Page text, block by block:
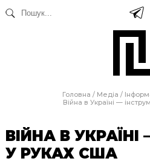
Головна / Медіа /
Війна в Україні —
ВІЙНА В
У РУКАХ США